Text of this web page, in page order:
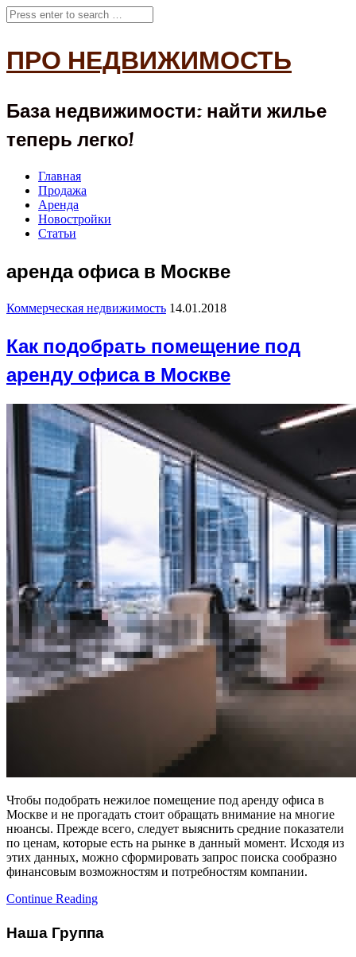
ПРО НЕДВИЖИМОСТЬ
База недвижимости: найти жилье
теперь легко!
Главная
Продажа
Аренда
Новостройки
Статьи
аренда офиса в Москве
Коммерческая недвижимость 14.01.2018
Как подобрать помещение под
аренду офиса в Москве
Чтобы подобрать нежилое помещение под аренду офиса в
Москве и не прогадать стоит обращать внимание на многие
нюансы. Прежде всего, следует выяснить средние показатели
по ценам, которые есть на рынке в данный момент. Исходя из
этих данных, можно сформировать запрос поиска сообразно
финансовым возможностям и потребностям компании.
Continue Reading
Наша Группа